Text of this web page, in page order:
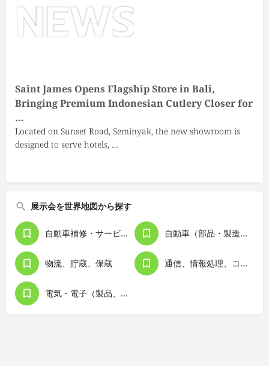
Saint James Opens Flagship Store in Bali,
Bringing Premium Indonesian Cutlery Closer for
…
Located on Sunset Road, Seminyak, the new showroom is
designed to serve hotels, …
展示会を世界地図から探す
自動車補修・サービス用品 自動車（部品・製造関連機器含む）
物流、貯蔵、保蔵 通信、情報処理、コンピュータ
電気・電子（製品、機器）